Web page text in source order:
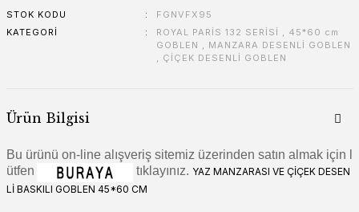
STOK KODU
FGNVFX95
KATEGORI
ROYAL PARİS 132 SERİSİ , 45*60 cm
GOBLEN , MANZARA DESENLİ GOBLEN
, ÇİÇEK DESENLİ GOBLEN
Ürün Bilgisi
Bu ürünü on-line alışveriş sitemiz üzerinden satın almak için l
ütfen
tıklayınız. YAZ MANZARASI VE ÇİÇEK DESEN
Lİ BASKILI GOBLEN 45*60 CM